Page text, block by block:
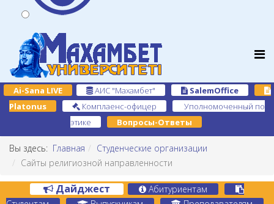
Ai-Sana LIVE АИС "Махамбет"
SalemOffice
Platonus
Комплаенс-офицер
Уполномоченный по
этике
Вопросы-Ответы
Вы здесь: Главная
Студенческие организации
Сайты религиозной направленности
Дайджест
Абитуриентам